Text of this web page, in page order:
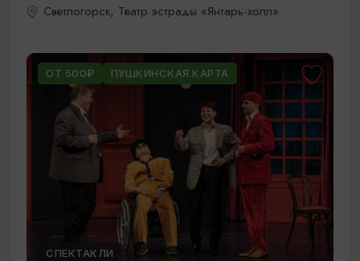
Светлогорск, Театр эстрады «Янтарь-холл»
ОТ 500₽ ПУШКИНСКАЯ КАРТА
СПЕКТАКЛИ